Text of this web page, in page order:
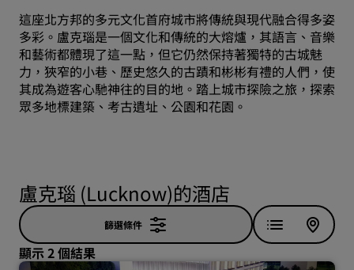
這座北方邦的多元文化首府城市將傳統與現代融合得多姿
多彩。盧克瑙是一個文化和傳統的大熔爐，其語言、音樂
和藝術都體現了這一點，但它仍然保持著獨特的古城魅
力，狹窄的小巷、歷史悠久的古蹟和彬彬有禮的人們，使
其成為遊客心馳神往的目的地。踏上城市探險之旅，探索
眾多地標建築、考古遺址、公園和花園。
盧克瑙 (Lucknow)的酒店
篩選條件
顯示 2 個結果